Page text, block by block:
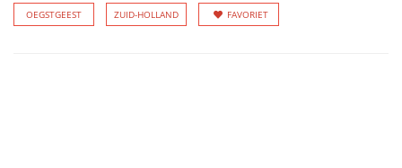
OEGSTGEEST ZUID-HOLLAND FAVORIET